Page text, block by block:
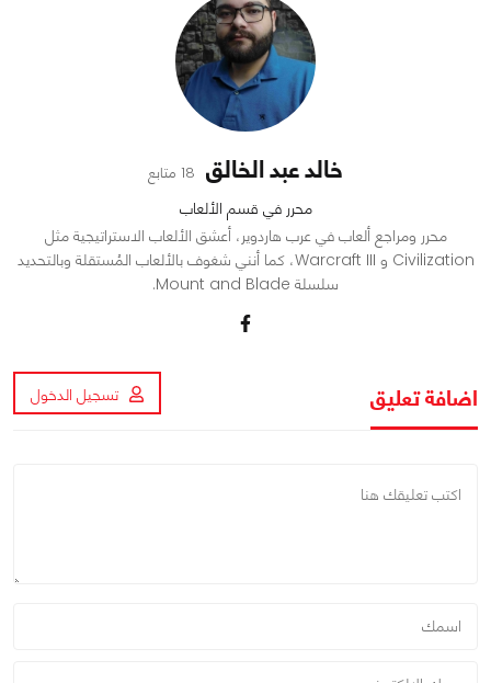
خالد عبد الخالق 18 متابع
محرر في قسم الألعاب
محرر ومراجع ألعاب في عرب هاردوير، أعشق الألعاب الاستراتيجية مثل
Civilization و Warcraft III، كما أنني شغوف بالألعاب المُستقلة وبالتحديد
سلسلة Mount and Blade.
اضافة تعليق تسجيل الدخول